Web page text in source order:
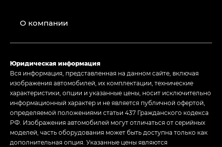
О компании
Юридическая информация
Вся информация, представленная на данном сайте, включая
изображения автомобилей, их комплектации, технические
характеристики, опции и указанные цены, носит исключительно
информационный характер и не является публичной офертой,
определяемой положениями статьи 437 Гражданского кодекса
РФ. Изображения автомобилей могут отличаться от серийных
моделей, часть оборудования может быть доступна только как
дополнительная опция. Указанные цены являются